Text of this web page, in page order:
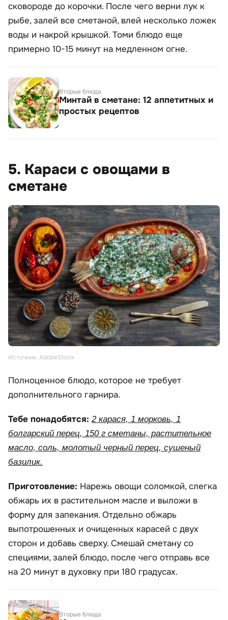
сковороде до корочки. После чего верни лук к
рыбе, залей все сметаной, влей несколько ложек
воды и накрой крышкой. Томи блюдо еще
примерно 10-15 минут на медленном огне.
Вторые блюда
Минтай в сметане: 12 аппетитных и
простых рецептов
5. Караси с овощами в
сметане
Источник: AdobeStock
Полноценное блюдо, которое не требует
дополнительного гарнира.
Тебе понадобятся: 2 карася, 1 морковь, 1
болгарский перец, 150 г сметаны, растительное
масло, соль, молотый черный перец, сушеный
базилик.
Приготовление: Нарежь овощи соломкой, слегка
обжарь их в растительном масле и выложи в
форму для запекания. Отдельно обжарь
выпотрошенных и очищенных карасей с двух
сторон и добавь сверху. Смешай сметану со
специями, залей блюдо, после чего отправь все
на 20 минут в духовку при 180 градусах.
Вторые блюда